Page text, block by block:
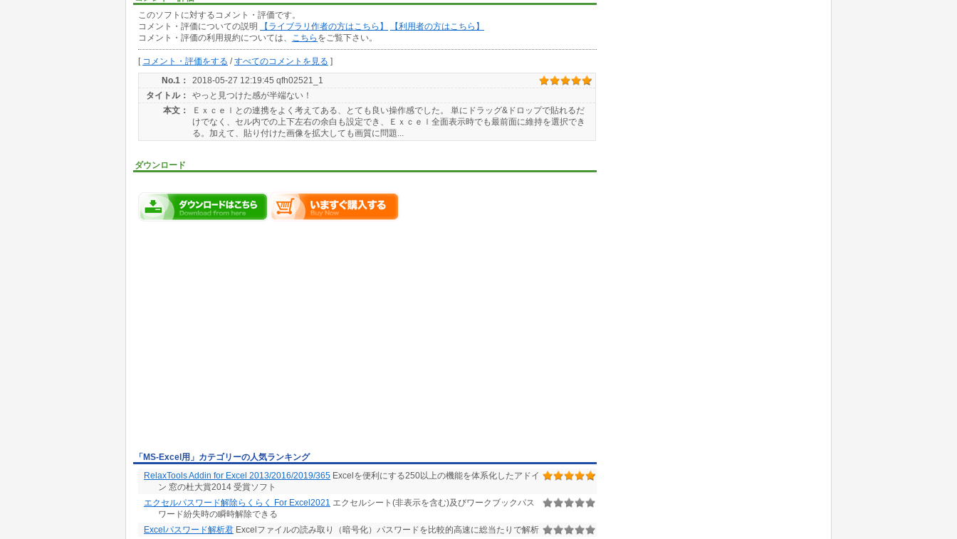
このソフトに対するコメント・評価です。
コメント・評価についての説明
【ライブラリ作者の方はこちら】
【利用者の方はこちら】
コメント・評価の利用規約については、
こちら をご覧下さい。
[ コメント・評価をする /すべてのコメントを見る ]
No.1：
2018-05-27 12:19:45 qfh02521_1
タイトル：
やっと見つけた感が半端ない！
本文：
Ｅｘｃｅｌとの連携をよく考えてある、とても良い操作感でした。 単にドラッグ&ドロップで貼れるだ
けでなく、セル内での上下左右の余白も設定でき、Ｅｘｃｅｌ全面表示時でも最前面に維持を選択でき
る。加えて、貼り付けた画像を拡大しても画質に問題...
ダウンロード
「MS-Excel用」カテゴリーの人気ランキング
RelaxTools Addin for Excel 2013/2016/2019/365 Excelを便利にする250以上の機能を体系化したアドイ
ン 窓の杜大賞2014 受賞ソフト
エクセルパスワード解除らくらく For Excel2021 エクセルシート(非表示を含む)及びワークブックパス
ワード紛失時の瞬時解除できる
Excelパスワード解析君 Excelファイルの読み取り（暗号化）パスワードを比較的高速に総当たりで解析